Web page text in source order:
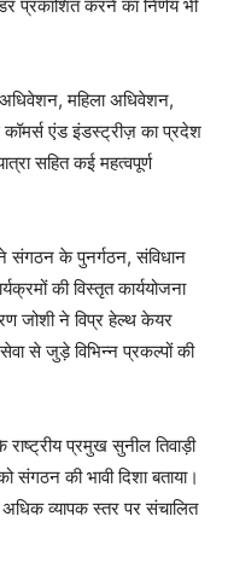
प्रकाशित करने का निर्णय भी
महिला अधिवेशन,
एंड इंडस्ट्रीज़ का प्रदेश
सहित कई महत्वपूर्ण
ने संगठन के पुनर्गठन, संविधान
की विस्तृत कार्ययोजना
जोशी ने विप्र हेल्थ केयर
से जुड़े विभिन्न प्रकल्पों की
प्रमुख सुनील तिवाड़ी
की भावी दिशा बताया।
अधिक व्यापक स्तर पर संचालित